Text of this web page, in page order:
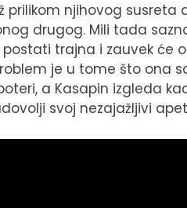
prilikom njihovog susreta
drugog. Mili tada
trajna i zauvek će
je u tome što ona
a Kasapin izgleda
svoj nezajažljivi